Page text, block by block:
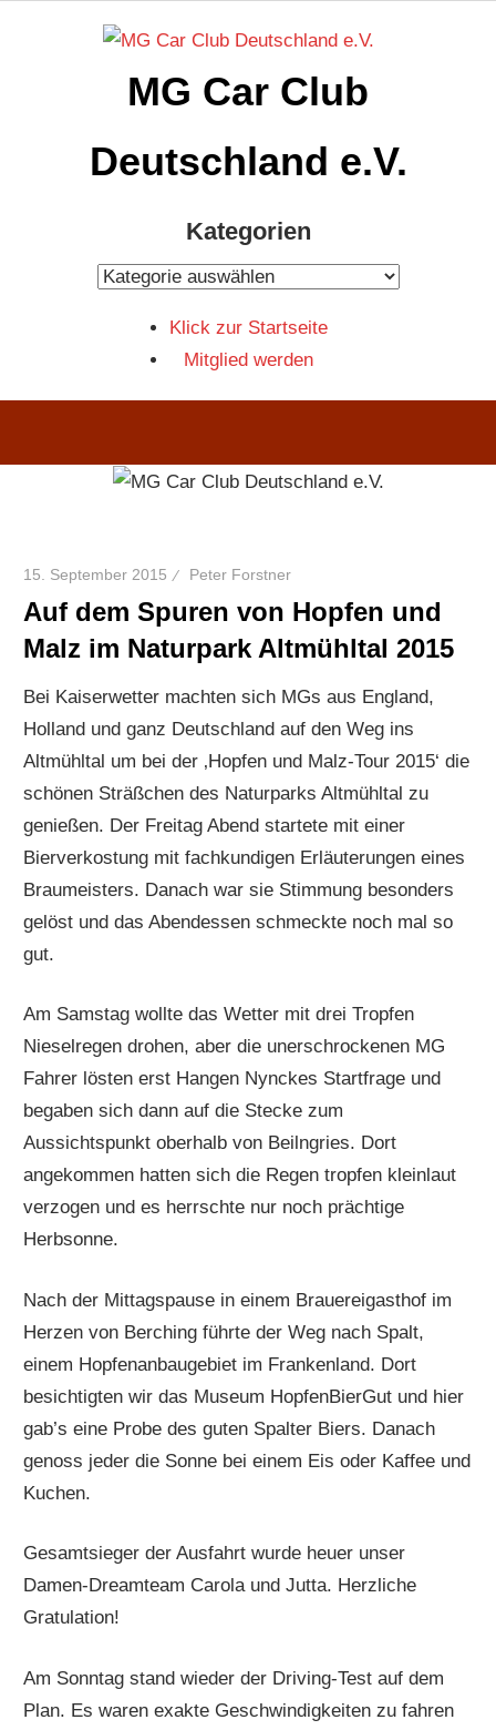
MG Car Club
Deutschland e.V.
Kategorien
Kategorien
Klick zur Startseite
Mitglied werden
15. September 2015 Peter Forstner
Auf dem Spuren von Hopfen und
Malz im Naturpark Altmühltal 2015
Bei Kaiserwetter machten sich MGs aus England,
Holland und ganz Deutschland auf den Weg ins
Altmühltal um bei der ‚Hopfen und Malz-Tour 2015‘ die
schönen Sträßchen des Naturparks Altmühltal zu
genießen. Der Freitag Abend startete mit einer
Bierverkostung mit fachkundigen Erläuterungen eines
Braumeisters. Danach war sie Stimmung besonders
gelöst und das Abendessen schmeckte noch mal so
gut.
Am Samstag wollte das Wetter mit drei Tropfen
Nieselregen drohen, aber die unerschrockenen MG
Fahrer lösten erst Hangen Nynckes Startfrage und
begaben sich dann auf die Stecke zum
Aussichtspunkt oberhalb von Beilngries. Dort
angekommen hatten sich die Regen tropfen kleinlaut
verzogen und es herrschte nur noch prächtige
Herbsonne.
Nach der Mittagspause in einem Brauereigasthof im
Herzen von Berching führte der Weg nach Spalt,
einem Hopfenanbaugebiet im Frankenland. Dort
besichtigten wir das Museum HopfenBierGut und hier
gab’s eine Probe des guten Spalter Biers. Danach
genoss jeder die Sonne bei einem Eis oder Kaffee und
Kuchen.
Gesamtsieger der Ausfahrt wurde heuer unser
Damen-Dreamteam Carola und Jutta. Herzliche
Gratulation!
Am Sonntag stand wieder der Driving-Test auf dem
Plan. Es waren exakte Geschwindigkeiten zu fahren